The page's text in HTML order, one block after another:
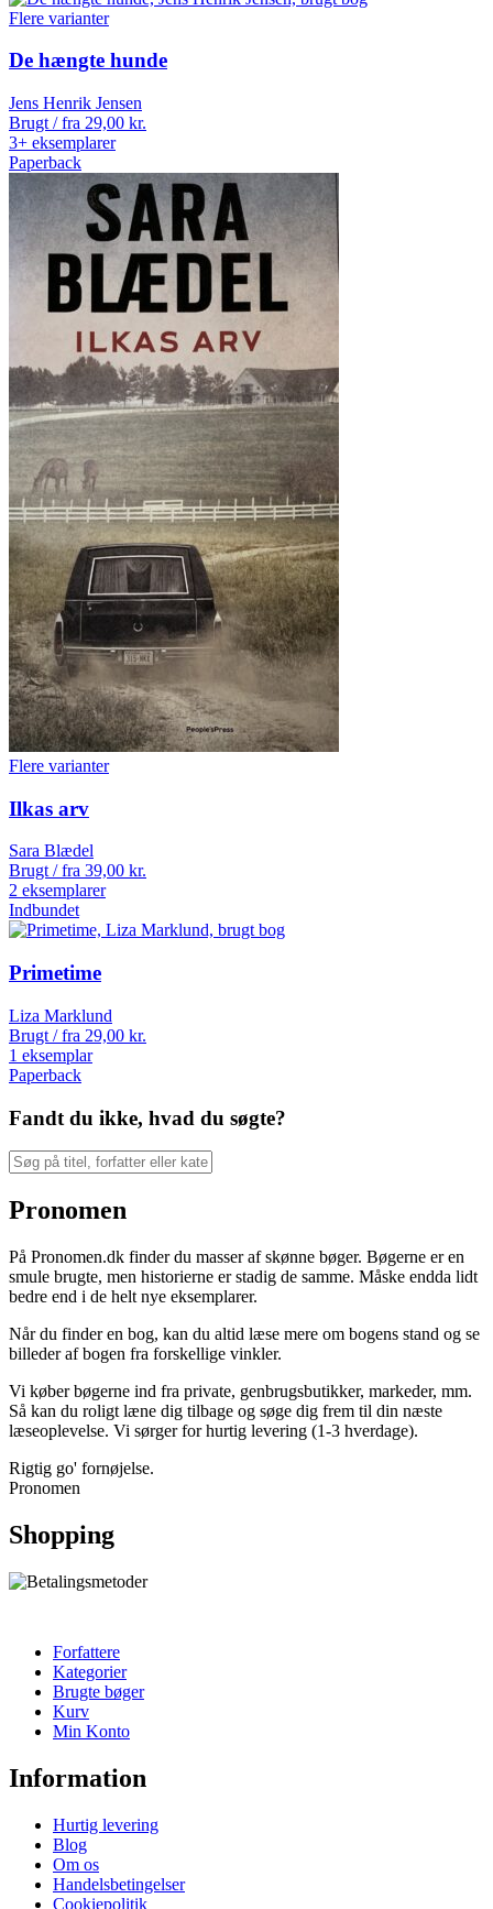
Flere varianter
De hængte hunde
Jens Henrik Jensen
Brugt / fra 29,00 kr.
3+ eksemplarer
Paperback
Flere varianter
Ilkas arv
Sara Blædel
Brugt / fra 39,00 kr.
2 eksemplarer
Indbundet
Primetime
Liza Marklund
Brugt / fra 29,00 kr.
1 eksemplar
Paperback
Fandt du ikke, hvad du søgte?
Pronomen
På Pronomen.dk finder du masser af skønne bøger. Bøgerne er en
smule brugte, men historierne er stadig de samme. Måske endda lidt
bedre end i de helt nye eksemplarer.
Når du finder en bog, kan du altid læse mere om bogens stand og se
billeder af bogen fra forskellige vinkler.
Vi køber bøgerne ind fra private, genbrugsbutikker, markeder, mm.
Så kan du roligt læne dig tilbage og søge dig frem til din næste
læseoplevelse. Vi sørger for hurtig levering (1-3 hverdage).
Rigtig go' fornøjelse.
Pronomen
Shopping
Forfattere
Kategorier
Brugte bøger
Kurv
Min Konto
Information
Hurtig levering
Blog
Om os
Handelsbetingelser
Cookiepolitik